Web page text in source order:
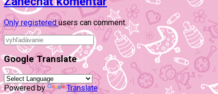
Only registeredusers can comment.
Google Translate
Powered by Translate